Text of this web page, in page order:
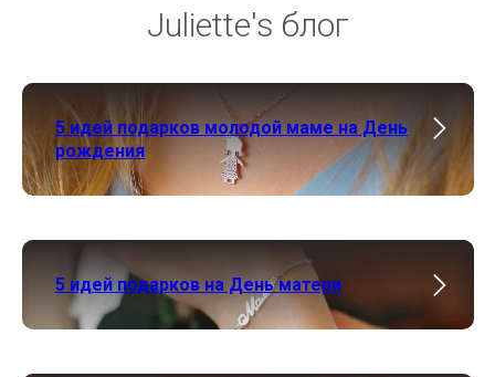
Juliette's блог
5 идей подарков молодой маме на День
рождения
5 идей подарков на День матери